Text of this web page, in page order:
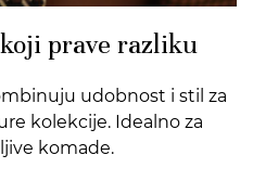
prave razliku
udobnost i stil za
kolekcije. Idealno za
komade.